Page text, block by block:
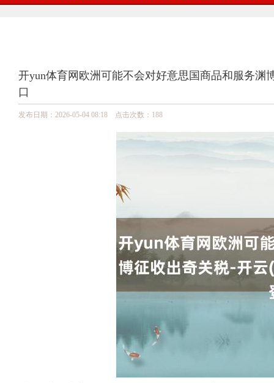
开yun体育网欧洲可能不会对好意思国商品和服务渊
口
发布日期：2026-05-04 08:18 点击次数：188